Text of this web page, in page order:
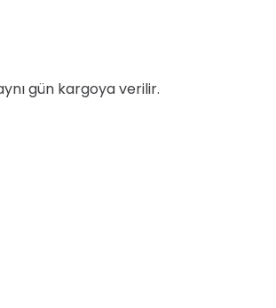
gün kargoya verilir.